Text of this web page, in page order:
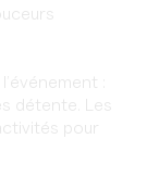
:
détente. Les
pour